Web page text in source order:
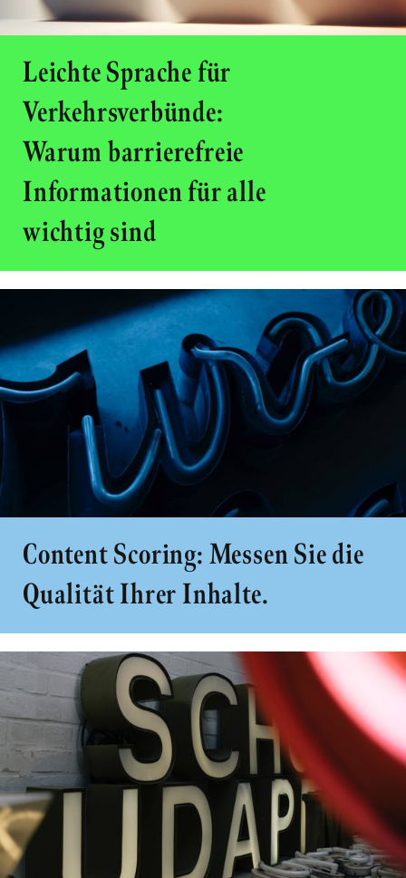
Leichte Sprache für
Verkehrsverbünde:
Warum barrierefreie
Informationen für alle
wichtig sind
Content Scoring: Messen Sie die
Qualität Ihrer Inhalte.